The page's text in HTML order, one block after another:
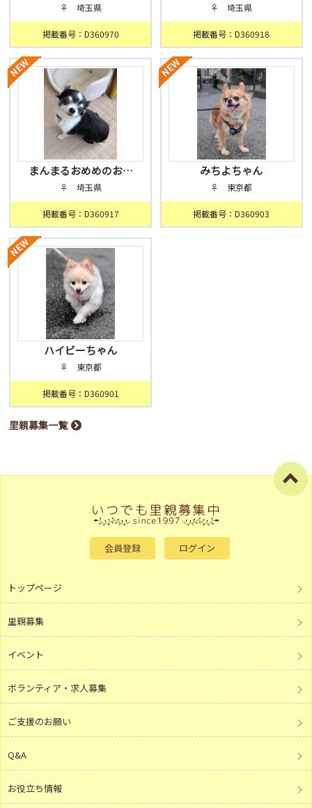
♀ 埼玉県
掲載番号：D360970
♀ 埼玉県
掲載番号：D360918
まんまるおめめのお…
♀ 埼玉県
掲載番号：D360917
みちよちゃん
♀ 東京都
掲載番号：D360903
ハイビーちゃん
♀ 東京都
掲載番号：D360901
里親募集一覧
会員登録 ログイン
トップページ
里親募集
イベント
ボランティア・求人募集
ご支援のお願い
Q&A
お役立ち情報